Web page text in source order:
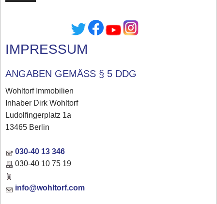
IMPRESSUM
ANGABEN GEMÄSS § 5 DDG
Wohltorf Immobilien
Inhaber Dirk Wohltorf
Ludolfingerplatz 1a
13465 Berlin
030-40 13 346
030-40 10 75 19
info@wohltorf.com